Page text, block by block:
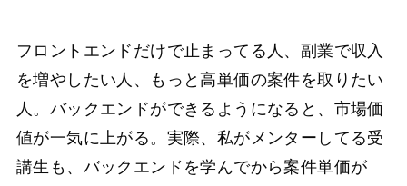
フロントエンドだけで止まってる人、副業で収入
を増やしたい人、もっと高単価の案件を取りたい
人。バックエンドができるようになると、市場価
値が一気に上がる。実際、私がメンターしてる受
講生も、バックエンドを学んでから案件単価が